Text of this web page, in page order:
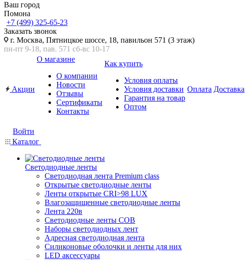
Ваш город
Помона
+7 (499) 325-65-23
Заказать звонок
г. Москва, Пятницкое шоссе, 18, павильон 571 (3 этаж)
пн-пт 9-18, пав. 571 сб-вс 10-17
Акции
О магазине
О компании
Новости
Отзывы
Сертификаты
Контакты
Как купить
Условия оплаты
Условия доставки
Гарантия на товар
Оптом
Оплата Доставка
Войти
Каталог
Светодиодные ленты
Светодиодная лента Premium class
Открытые светодиодные ленты
Ленты открытые CRI>98 LUX
Влагозащищенные светодиодные ленты
Лента 220в
Светодиодные ленты COB
Наборы светодиодных лент
Адресная светодиодная лента
Силиконовые оболочки и ленты для них
LED аксессуары